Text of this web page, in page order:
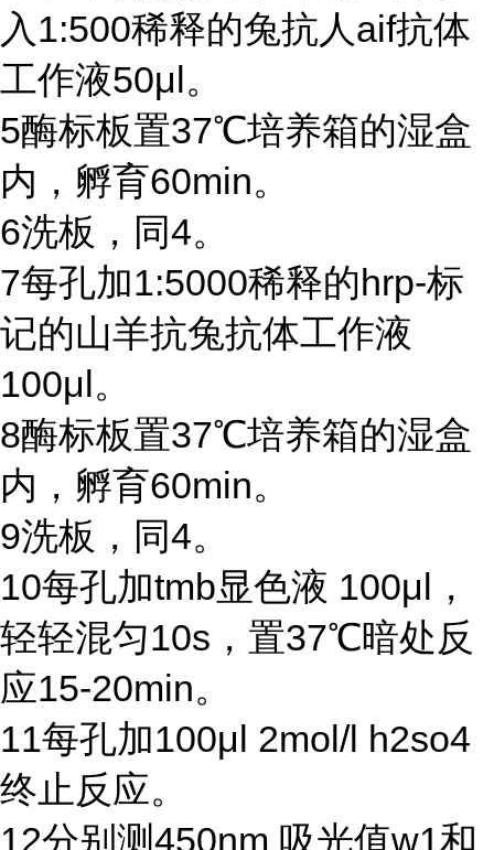
入 1:500稀释的兔抗人aif抗体
工作液50μl。
5酶标板置37℃培养箱的湿盒
内，孵育60min。
6洗板，同4。
7每孔加1:5000稀释的hrp-标
记的山羊抗兔抗体工作液
100μl。
8酶标板置37℃培养箱的湿盒
内，孵育60min。
9洗板，同4。
10每孔加tmb显色液 100μl ，
轻轻混匀10s ，置37℃暗处反
应15-20min。
11每孔加100μl 2mol/l h2so4
终止反应。
12分别测 450nm 吸光值w1和